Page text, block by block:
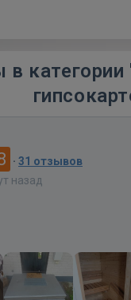
· 31 отзывов
назад